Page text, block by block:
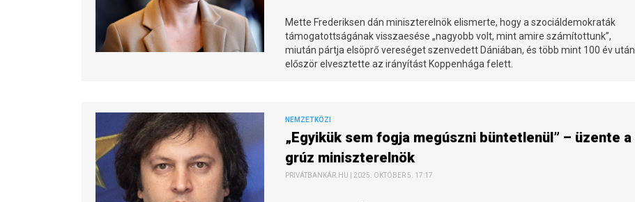
Mette Frederiksen dán miniszterelnök elismerte, hogy a szociáldemokraták
támogatottságának visszaesése „nagyobb volt, mint amire számítottunk”,
miután pártja elsöprő vereséget szenvedett Dániában, és több mint 100 év után
először elvesztette az irányítást Koppenhága felett.
NEMZETKÖZI
„Egyikük sem fogja megúszni büntetlenül” – üzente a
grúz miniszterelnök
PRIVÁTBANKÁR.HU | 2025. OKTÓBER 5. 17:17